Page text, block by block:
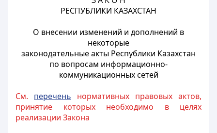
РЕСПУБЛИКИ КАЗАХСТАН
О внесении изменений и дополнений в
некоторые
законодательные акты Республики Казахстан
по вопросам информационно-
коммуникационных сетей
См. перечень нормативных правовых актов,
принятие которых необходимо в целях
реализации Закона